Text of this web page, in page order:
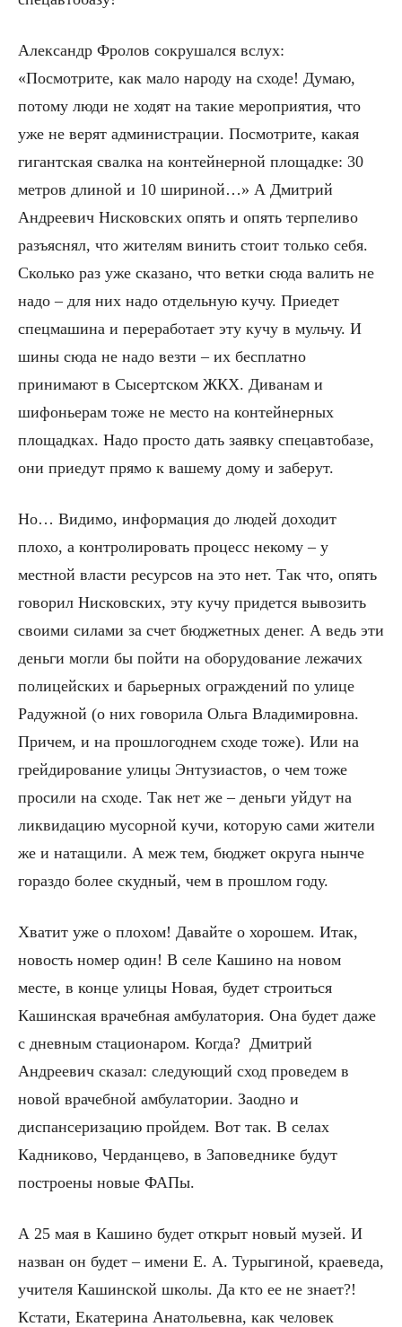
Александр Фролов сокрушался вслух:
«Посмотрите, как мало народу на сходе! Думаю,
потому люди не ходят на такие мероприятия, что
уже не верят администрации. Посмотрите, какая
гигантская свалка на контейнерной площадке: 30
метров длиной и 10 шириной…» А Дмитрий
Андреевич Нисковских опять и опять терпеливо
разъяснял, что жителям винить стоит только себя.
Сколько раз уже сказано, что ветки сюда валить не
надо – для них надо отдельную кучу. Приедет
спецмашина и переработает эту кучу в мульчу. И
шины сюда не надо везти – их бесплатно
принимают в Сысертском ЖКХ. Диванам и
шифоньерам тоже не место на контейнерных
площадках. Надо просто дать заявку спецавтобазе,
они приедут прямо к вашему дому и заберут.
Но… Видимо, информация до людей доходит
плохо, а контролировать процесс некому – у
местной власти ресурсов на это нет. Так что, опять
говорил Нисковских, эту кучу придется вывозить
своими силами за счет бюджетных денег. А ведь эти
деньги могли бы пойти на оборудование лежачих
полицейских и барьерных ограждений по улице
Радужной (о них говорила Ольга Владимировна.
Причем, и на прошлогоднем сходе тоже). Или на
грейдирование улицы Энтузиастов, о чем тоже
просили на сходе. Так нет же – деньги уйдут на
ликвидацию мусорной кучи, которую сами жители
же и натащили. А меж тем, бюджет округа нынче
гораздо более скудный, чем в прошлом году.
Хватит уже о плохом! Давайте о хорошем. Итак,
новость номер один! В селе Кашино на новом
месте, в конце улицы Новая, будет строиться
Кашинская врачебная амбулатория. Она будет даже
с дневным стационаром. Когда? Дмитрий
Андреевич сказал: следующий сход проведем в
новой врачебной амбулатории. Заодно и
диспансеризацию пройдем. Вот так. В селах
Кадниково, Черданцево, в Заповеднике будут
построены новые ФАПы.
А 25 мая в Кашино будет открыт новый музей. И
назван он будет – имени Е. А. Турыгиной, краеведа,
учителя Кашинской школы. Да кто ее не знает?!
Кстати, Екатерина Анатольевна, как человек